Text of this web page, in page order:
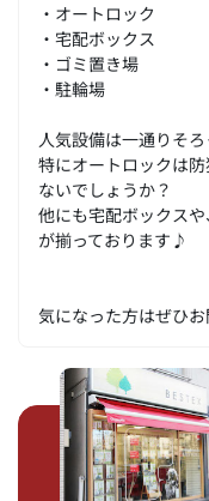
・オートロック
・宅配ボックス
・ゴミ置き場
・駐輪場
人気設備は一通りそろ
特にオートロックは
ないでしょうか？
他にも宅配ボックス
が揃っております♪
気になった方はぜひ